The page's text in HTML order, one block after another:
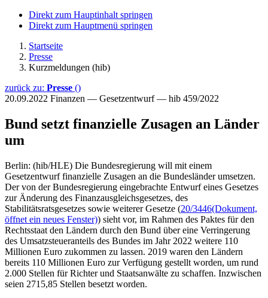
Direkt zum Hauptinhalt springen
Direkt zum Hauptmenü springen
Startseite
Presse
Kurzmeldungen (hib)
zurück zu: Presse ()
20.09.2022 Finanzen — Gesetzentwurf — hib 459/2022
Bund setzt finanzielle Zusagen an Länder
um
Berlin: (hib/HLE) Die Bundesregierung will mit einem
Gesetzentwurf finanzielle Zusagen an die Bundesländer umsetzen.
Der von der Bundesregierung eingebrachte Entwurf eines Gesetzes
zur Änderung des Finanzausgleichsgesetzes, des
Stabilitätsratsgesetzes sowie weiterer Gesetze (20/3446(Dokument,
öffnet ein neues Fenster)) sieht vor, im Rahmen des Paktes für den
Rechtsstaat den Ländern durch den Bund über eine Verringerung
des Umsatzsteueranteils des Bundes im Jahr 2022 weitere 110
Millionen Euro zukommen zu lassen. 2019 waren den Ländern
bereits 110 Millionen Euro zur Verfügung gestellt worden, um rund
2.000 Stellen für Richter und Staatsanwälte zu schaffen. Inzwischen
seien 2715,85 Stellen besetzt worden.